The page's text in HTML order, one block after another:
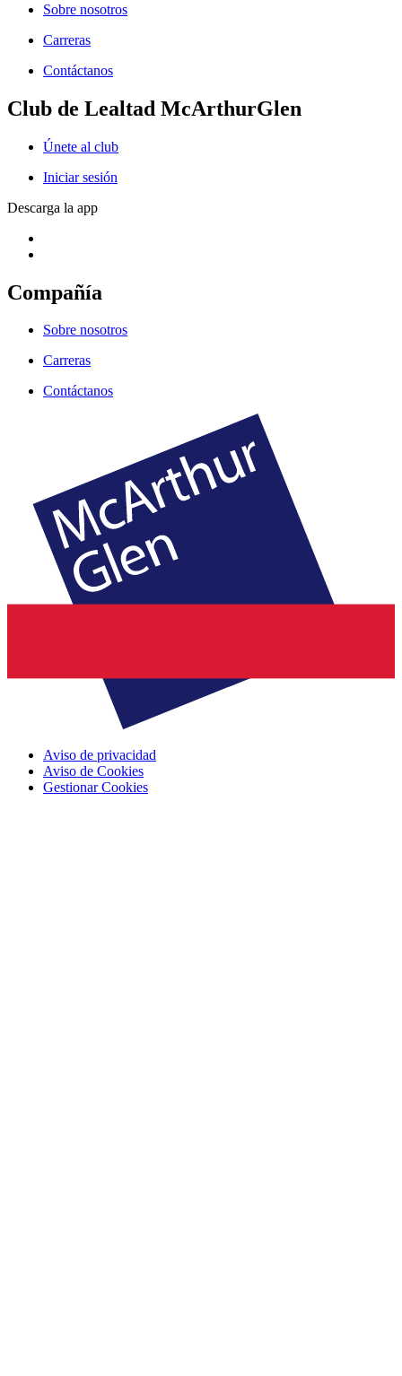
Sobre nosotros
Carreras
Contáctanos
Club de Lealtad McArthurGlen
Únete al club
Iniciar sesión
Descarga la app
Compañía
Sobre nosotros
Carreras
Contáctanos
Aviso de privacidad
Aviso de Cookies
Gestionar Cookies